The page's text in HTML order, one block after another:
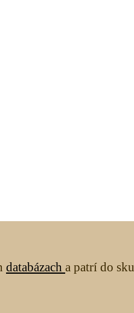
databázach a patrí do